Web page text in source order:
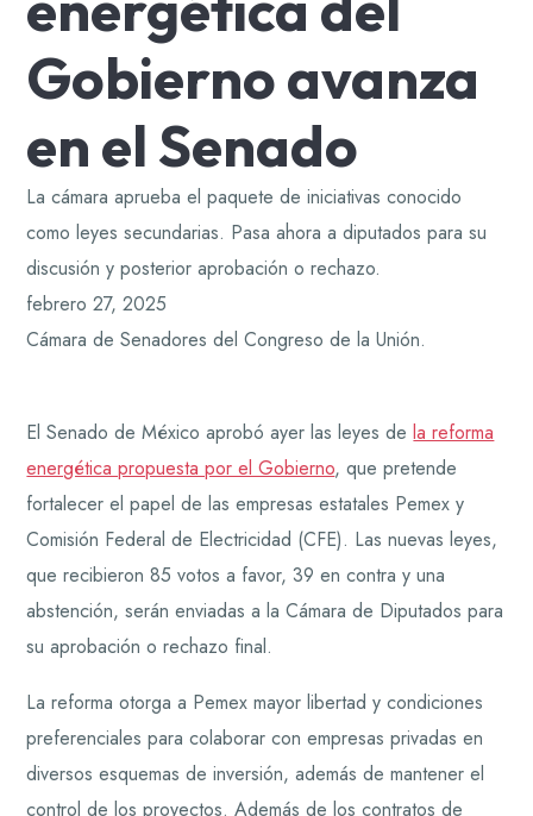
Gobierno avanza
en el Senado
La cámara aprueba el paquete de iniciativas conocido
como leyes secundarias. Pasa ahora a diputados para su
discusión y posterior aprobación o rechazo.
febrero 27, 2025
Cámara de Senadores del Congreso de la Unión.
El Senado de México aprobó ayer las leyes dela reforma
energética propuesta por el Gobierno, que pretende
fortalecer el papel de las empresas estatales Pemex y
Comisión Federal de Electricidad (CFE). Las nuevas leyes,
que recibieron 85 votos a favor, 39 en contra y una
abstención, serán enviadas a la Cámara de Diputados para
su aprobación o rechazo final.
La reforma otorga a Pemex mayor libertad y condiciones
preferenciales para colaborar con empresas privadas en
diversos esquemas de inversión, además de mantener el
control de los proyectos. Además de los contratos de